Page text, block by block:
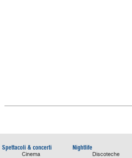
Spettacoli & concerti
Cinema
Nightlife
Discoteche